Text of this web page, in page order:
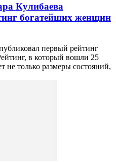
Кулибаева
богатейших женщин
первый рейтинг
в который вошли 25
не только размеры состояний,